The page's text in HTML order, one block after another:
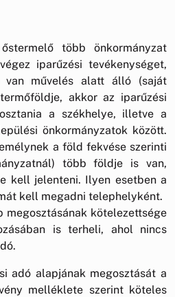
több önkormányzat
iparűzési tevékenységet,
van művelés alatt álló (saját
akkor az iparűzési
a székhelye, illetve a
önkormányzatok között.
a föld fekvése szerinti
több földje is van,
kell jelenteni. Ilyen esetben a
kell megadni telephelyként.
megosztásának kötelezettsége
is terheli, ahol nincs
adó alapjának megosztását a
melléklete szerint köteles